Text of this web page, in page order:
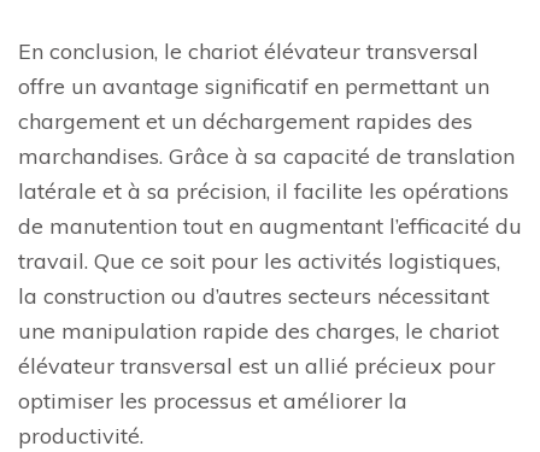
En conclusion, le chariot élévateur transversal
offre un avantage significatif en permettant un
chargement et un déchargement rapides des
marchandises. Grâce à sa capacité de translation
latérale et à sa précision, il facilite les opérations
de manutention tout en augmentant l’efficacité du
travail. Que ce soit pour les activités logistiques,
la construction ou d’autres secteurs nécessitant
une manipulation rapide des charges, le chariot
élévateur transversal est un allié précieux pour
optimiser les processus et améliorer la
productivité.